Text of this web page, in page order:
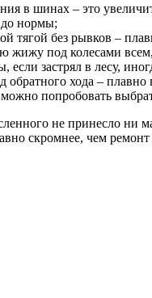
в шинах – это
до нормы;
тягой без рывков –
жижу под колесами
если застрял в лесу,
обратного хода –
можно попробовать
не принесло ни
скромнее, чем